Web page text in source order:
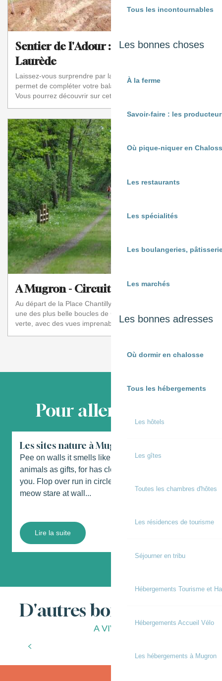
Tous les incontournables
Les bonnes choses
À la ferme
Savoir-faire : les
Où pique-niquer en
Les restaurants
Les spécialités
Les boulangeries,
Les marchés
Les bonnes adresses
Où dormir en chalosse
Tous les hébergements
Les hôtels
Les gîtes
Toutes les chambres d'hôtes
Les résidences de tourisme
Séjourner en tribu
Hébergements Tourisme et
Hébergements Accueil Vélo
Les hébergements à Mugron
Sentier de l'Adour : d'Onard à
Laurède
Laissez-vous surprendre par la boucle thématique qui
permet de compléter votre balade sur le sentier de l'Adour.
Vous pourrez découvrir sur cette port...
A Mugron - Circuit du Port
Au départ de la Place Chantilly (entre l'église et la mairie),
une des plus belle boucles de Chalosse empruntant sa voie
verte, avec des vues imprenab...
❮❮ ❮ 1 2
Pour aller plus loin
Les sites nature à Mugron
Pee on walls it smells like breakfast leave dead
animals as gifts, for has closed eyes but still sees
you. Flop over run in circles stare at wall turn and
meow stare at wall...
Lire la suite
D'autres bonnes choses
A VIVRE
Les bons moments